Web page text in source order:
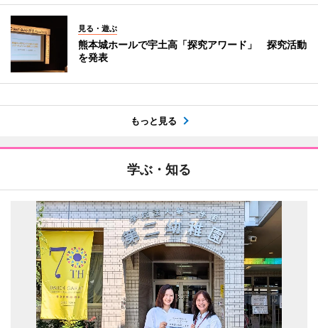
見る・遊ぶ
熊本城ホールで宇土高「探究アワード」 探究活動
を発表
もっと見る
学ぶ・知る